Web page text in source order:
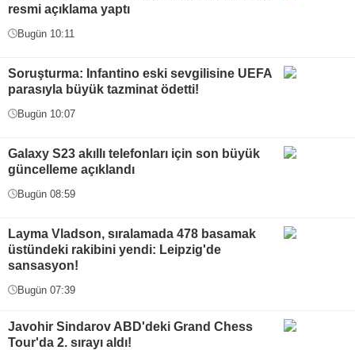
resmi açıklama yaptı
Bugün 10:11
Soruşturma: Infantino eski sevgilisine UEFA
parasıyla büyük tazminat ödetti!
Bugün 10:07
Galaxy S23 akıllı telefonları için son büyük
güncelleme açıklandı
Bugün 08:59
Layma Vladson, sıralamada 478 basamak
üstündeki rakibini yendi: Leipzig'de
sansasyon!
Bugün 07:39
Javohir Sindarov ABD'deki Grand Chess
Tour'da 2. sırayı aldı!